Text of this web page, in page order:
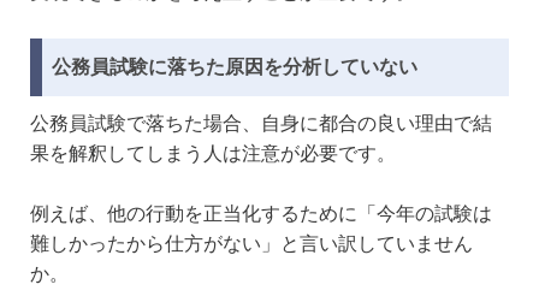
公務員試験に落ちた原因を分析していない
公務員試験で落ちた場合、自身に都合の良い理由で結
果を解釈してしまう人は注意が必要です。
例えば、他の行動を正当化するために「今年の試験は
難しかったから仕方がない」と言い訳していません
か。